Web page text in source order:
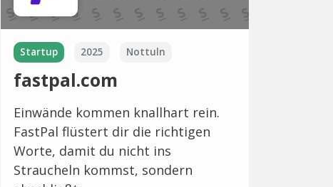
Startup 2025 Nottuln
fastpal.com
Einwände kommen knallhart rein.
FastPal flüstert dir die richtigen
Worte, damit du nicht ins
Straucheln kommst, sondern